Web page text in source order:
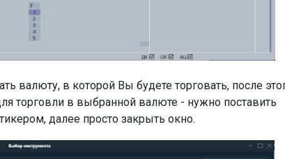
валюту, в которой Вы будете торговать, после
торговли в выбранной валюте - нужно поставить
далее просто закрыть окно.